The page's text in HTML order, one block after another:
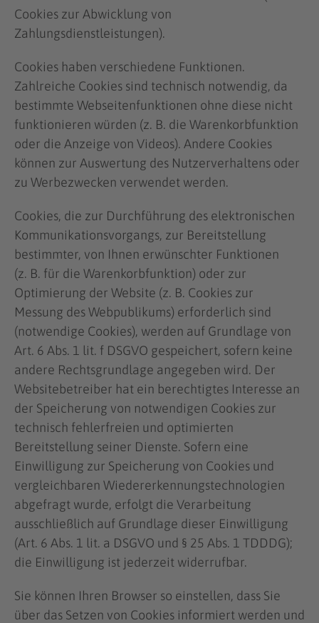
Cookies zur Abwicklung von
Zahlungsdienstleistungen).
Cookies haben verschiedene Funktionen.
Zahlreiche Cookies sind technisch notwendig, da
bestimmte Webseitenfunktionen ohne diese nicht
funktionieren würden (z. B. die Warenkorbfunktion
oder die Anzeige von Videos). Andere Cookies
können zur Auswertung des Nutzerverhaltens oder
zu Werbezwecken verwendet werden.
Cookies, die zur Durchführung des elektronischen
Kommunikationsvorgangs, zur Bereitstellung
bestimmter, von Ihnen erwünschter Funktionen
(z. B. für die Warenkorbfunktion) oder zur
Optimierung der Website (z. B. Cookies zur
Messung des Webpublikums) erforderlich sind
(notwendige Cookies), werden auf Grundlage von
Art. 6 Abs. 1 lit. f DSGVO gespeichert, sofern keine
andere Rechtsgrundlage angegeben wird. Der
Websitebetreiber hat ein berechtigtes Interesse an
der Speicherung von notwendigen Cookies zur
technisch fehlerfreien und optimierten
Bereitstellung seiner Dienste. Sofern eine
Einwilligung zur Speicherung von Cookies und
vergleichbaren Wiedererkennungstechnologien
abgefragt wurde, erfolgt die Verarbeitung
ausschließlich auf Grundlage dieser Einwilligung
(Art. 6 Abs. 1 lit. a DSGVO und § 25 Abs. 1 TDDDG);
die Einwilligung ist jederzeit widerrufbar.
Sie können Ihren Browser so einstellen, dass Sie
über das Setzen von Cookies informiert werden und